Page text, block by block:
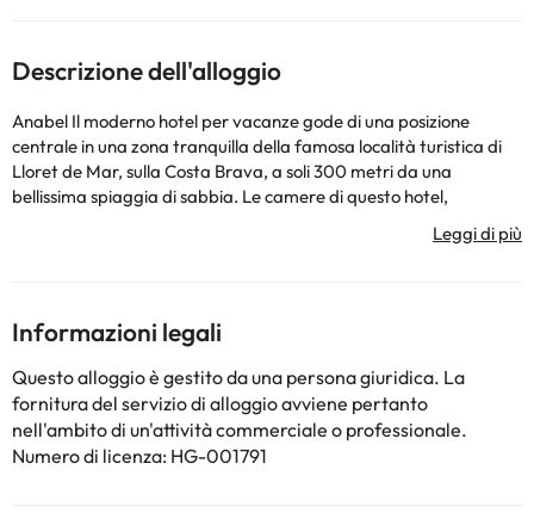
Descrizione dell'alloggio
Anabel Il moderno hotel per vacanze gode di una posizione
centrale in una zona tranquilla della famosa località turistica di
Lloret de Mar, sulla Costa Brava, a soli 300 metri da una
bellissima spiaggia di sabbia. Le camere di questo hotel,
completamente rinnovate, presentano un design d'interni di
successo che crea un'atmosfera distintiva. La struttura mette a
bambini di 30 metri quadrati e una piscina interna riscaldata
degli ultimi 72 metri quadrati a disposizione degli ospiti. Ha anche
incredibili strutture dedicate alla cura del corpo e della mente in
cui godere di una vasca idromassaggio, una sauna finlandese e
una palestra completamente attrezzata. Ci sono molti bar,
ristoranti, club, luoghi di intrattenimento e discoteche nelle
immediate vicinanze. La città di Blanes dista circa 6 chilometri e
Informazioni legali
Questo alloggio è gestito da una persona giuridica. La
fornitura del servizio di alloggio avviene pertanto
nell'ambito di un'attività commerciale o professionale.
Numero di licenza: HG-001791